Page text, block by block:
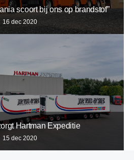
scoort bij ons op brandstof”
16 dec 2020
Hartman Expeditie
15 dec 2020